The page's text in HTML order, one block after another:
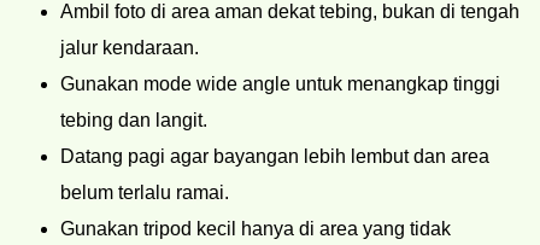
Ambil foto di area aman dekat tebing, bukan di tengah
jalur kendaraan.
Gunakan mode wide angle untuk menangkap tinggi
tebing dan langit.
Datang pagi agar bayangan lebih lembut dan area
belum terlalu ramai.
Gunakan tripod kecil hanya di area yang tidak